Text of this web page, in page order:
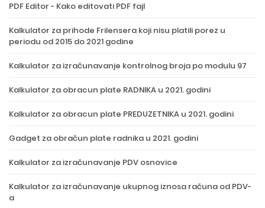
PDF Editor - Kako editovati PDF fajl
Kalkulator za prihode Frilensera koji nisu platili porez u
periodu od 2015 do 2021 godine
Kalkulator za izračunavanje kontrolnog broja po modulu 97
Kalkulator za obracun plate RADNIKA u 2021. godini
Kalkulator za obracun plate PREDUZETNIKA u 2021. godini
Gadget za obračun plate radnika u 2021. godini
Kalkulator za izračunavanje PDV osnovice
Kalkulator za izračunavanje ukupnog iznosa računa od PDV-
a